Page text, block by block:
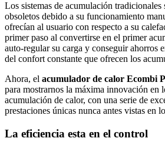
Los sistemas de acumulación tradicionales
obsoletos debido a su funcionamiento
ofrecían al usuario con respecto a su
primer paso al convertirse en el primer
auto-regular su carga y conseguir ahorros
del confort constante que ofrecen los
Ahora, el acumulador de calor Ecombi
para mostrarnos la máxima innovación en
acumulación de calor, con una serie de
prestaciones únicas nunca antes vistas en
La eficiencia esta en el control